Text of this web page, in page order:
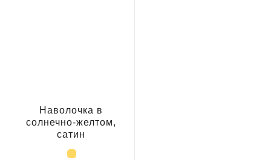
Наволочка в
солнечно-желтом,
сатин